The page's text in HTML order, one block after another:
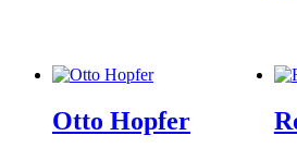
Otto Hopfer